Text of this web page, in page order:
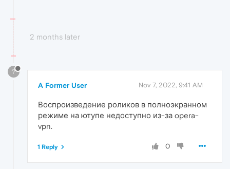
2 months later
?
A Former User Nov 7, 2022, 9:41 AM
Воспроизведение роликов в полноэкранном
режиме на ютупе недоступно из-за opera-
vpn.
0
1 Reply